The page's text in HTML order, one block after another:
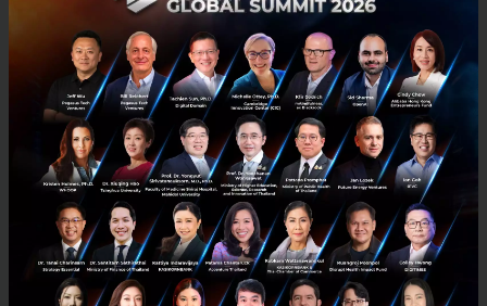
3 เรื่องที่ประเทศไทยต้อง Focus สร้างคน–นวัตกรรม–ปฏิรูป
ระบบราชการ เพื่อยกระดับขีดความสามารถประเทศ
นายอนุทิน ชาญวีรกูล นายกรัฐมนตรีและรัฐมนตรีว่าการกระทรวง